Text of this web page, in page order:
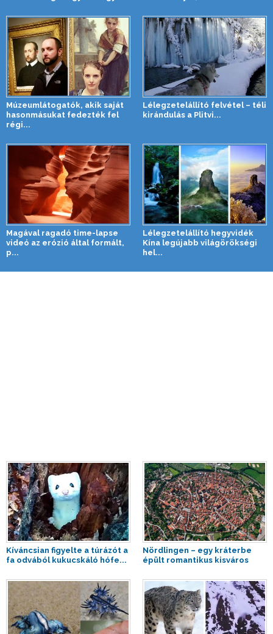
Múzeumlátogatók, akik saját
hasonmásukat fedezték fel
régi...
Lélegzetelállító felvétel – téli
kirándulás a Plitvi...
Magával ragadó time-lapse
videó az erózió által formált,
p...
Lélegzetelállító hegyvidék
Kína legújabb világörökségi
hel...
Kíváncsian figyelte a túrázót a
fa odvából kukucskáló hófe...
Nördlingen – egy kráterbe
épült romantikus kisváros